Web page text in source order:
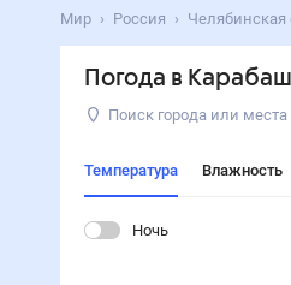
Мир Россия Челябинская
Погода в
Поиск города или места
Температура Влажность
Ночь